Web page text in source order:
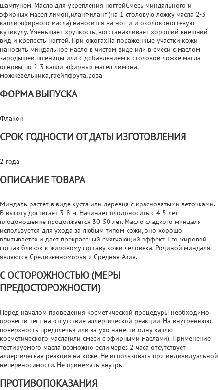
шампунем. Масло для укрепления ногтейСмесь миндального и
эфирных масел лимон,иланг-иланг (на 1 столовую ложку масла 2-3
капли эфирного масла) наносится на ногти и околоконогтевую
кутикулу. Уменьшает хрупкость, восстанавливает хороший внешний
вид и крепость ногтей. При ожогахНа пораженные участки кожи
наносить миндальное масло в чистом виде или в смеси с маслом
зародышей пшеницы или с добавлением к столовой ложке масла-
основы по 2-3 капли эфирных масел лимона,
можжевельника,грейпфрута,роза
ФОРМА ВЫПУСКА
Флакон
СРОК ГОДНОСТИ ОТ ДАТЫ ИЗГОТОВЛЕНИЯ
2 года
ОПИСАНИЕ ТОВАРА
Миндаль растет в виде куста или деревца с красноватыми веточками.
В высоту достигает 3-8 м. Начинает плодоносить с 4-5 лет
плодоношение продолжается 30-50 лет. Масло сладкого миндаля
используется для ухода за любым типом кожи, оно хорошо
впитывается и дает прекрассный смягчающий эффект. Его жировой
состав близок к жировому составу кожи человека. Родиной миндаля
являются Средиземноморья и Средняя Азия.
С ОСТОРОЖНОСТЬЮ (МЕРЫ
ПРЕДОСТОРОЖНОСТИ)
Перед началом проведения косметической процедуры необходимо
провести тест на отсутствие аллергической реакции. На внутреннюю
поверхность предплечья или за ухо нанести одну каплю
косметического масла(или смеси с эфирными маслами). Применение
тестируемого масла возможно если через 2 часа отсутствует
аллергическая реакция на коже. Не использовать при индивидуальной
непереносимости. Не принемать внутрь.
ПРОТИВОПОКАЗАНИЯ